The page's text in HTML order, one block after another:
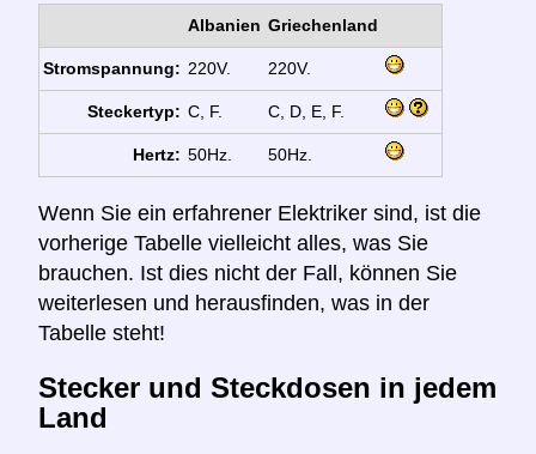
Albanien Griechenland
Stromspannung: 220V. 220V.
Steckertyp: C, F. C, D, E, F.
Hertz: 50Hz. 50Hz.
Wenn Sie ein erfahrener Elektriker sind, ist die
vorherige Tabelle vielleicht alles, was Sie
brauchen. Ist dies nicht der Fall, können Sie
weiterlesen und herausfinden, was in der
Tabelle steht!
Stecker und Steckdosen in jedem
Land